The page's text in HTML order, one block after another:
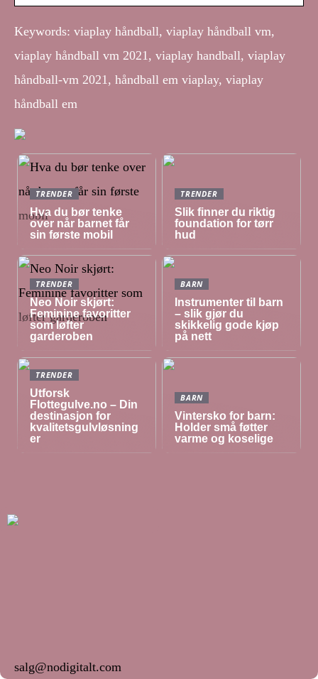
Keywords: viaplay håndball, viaplay håndball vm,
viaplay håndball vm 2021, viaplay handball, viaplay
håndball-vm 2021, håndball em viaplay, viaplay
håndball em
TRENDER
Hva du bør tenke
over når barnet får
sin første mobil
TRENDER
Slik finner du riktig
foundation for tørr
hud
TRENDER
Neo Noir skjørt:
Feminine favoritter
som løfter
garderoben
BARN
Instrumenter til barn
– slik gjør du
skikkelig gode kjøp
på nett
TRENDER
Utforsk
Flottegulve.no – Din
destinasjon for
kvalitetsgulvløsning
er
BARN
Vintersko for barn:
Holder små føtter
varme og koselige
salg@nodigitalt.com